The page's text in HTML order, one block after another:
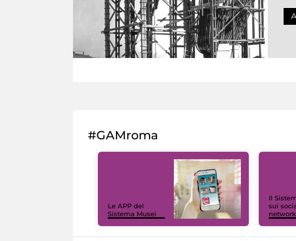
#GAMroma
Le APP del
Sistema Musei
Il
sui
network